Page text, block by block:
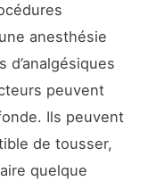
anesthésie
d’analgésiques
peuvent
Ils peuvent
de tousser,
quelque